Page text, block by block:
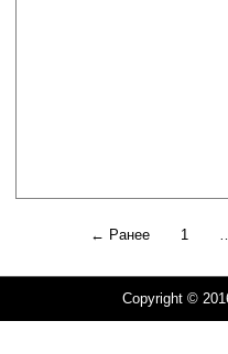
← Ранее 1
Copyright ©